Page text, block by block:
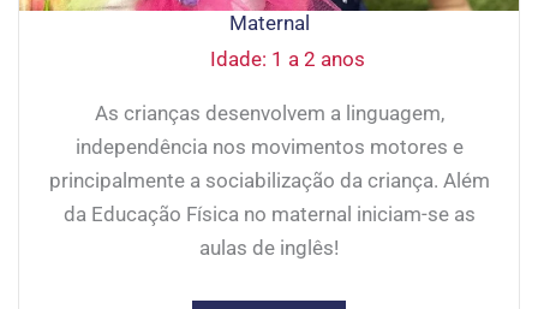
Maternal
Idade: 1 a 2 anos
As crianças desenvolvem a linguagem,
independência nos movimentos motores e
principalmente a sociabilização da criança. Além
da Educação Física no maternal iniciam-se as
aulas de inglês!